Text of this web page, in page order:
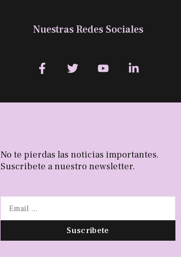
Nuestras Redes Sociales
No te pierdas las noticias importantes.
Suscribete a nuestro newsletter.
Suscribete